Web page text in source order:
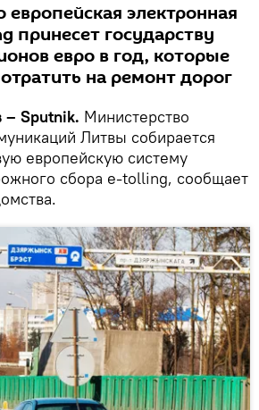
электронная
принесет государству
евро в год, которые
на ремонт дорог
Sputnik. Министерство
Литвы собирается
европейскую систему
сбора e-tolling, сообщает